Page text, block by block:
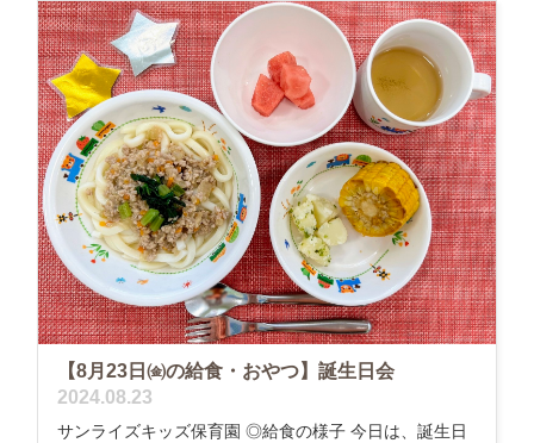
【8月23日㈮の給食・おやつ】誕生日会
2024.08.23
サンライズキッズ保育園 ◎給食の様子 今日は、誕生日